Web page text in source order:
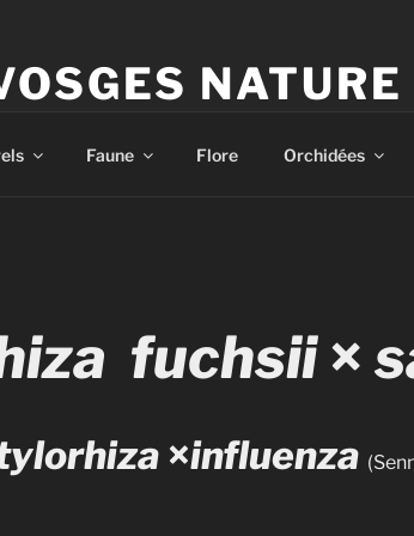
NATURE
Faune Flore Orchidées
fuchsii×
×influenza